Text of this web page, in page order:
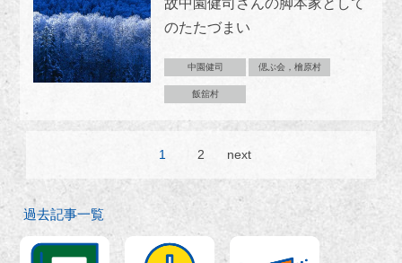
のたたづまい
中園健司 偲ぶ会，檜原村
飯舘村
1 2 next
過去記事一覧